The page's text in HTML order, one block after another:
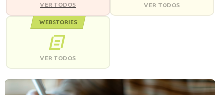
VER TODOS VER TODOS
WEBSTORIES
VER TODOS